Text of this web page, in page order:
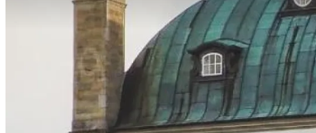
Wer ist Wie?